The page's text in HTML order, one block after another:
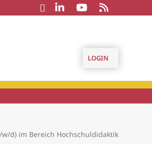
LOGIN
d) im Bereich Hochschuldidaktik